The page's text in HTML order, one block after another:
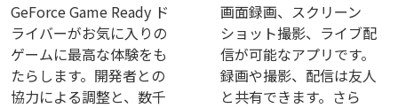
GeForce Game Ready ド
ライバーがお気に入りの
ゲームに最高な体験をも
たらします。開発者との
協力による調整と、数千
画面録画、スクリーン
ショット撮影、ライブ配
信が可能なアプリです。
録画や撮影、配信は友人
と共有できます。さら